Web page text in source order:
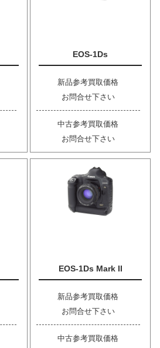
EOS-1Ds
新品参考買取価格
お問合せ下さい
中古参考買取価格
お問合せ下さい
EOS-1Ds Mark II
新品参考買取価格
お問合せ下さい
中古参考買取価格